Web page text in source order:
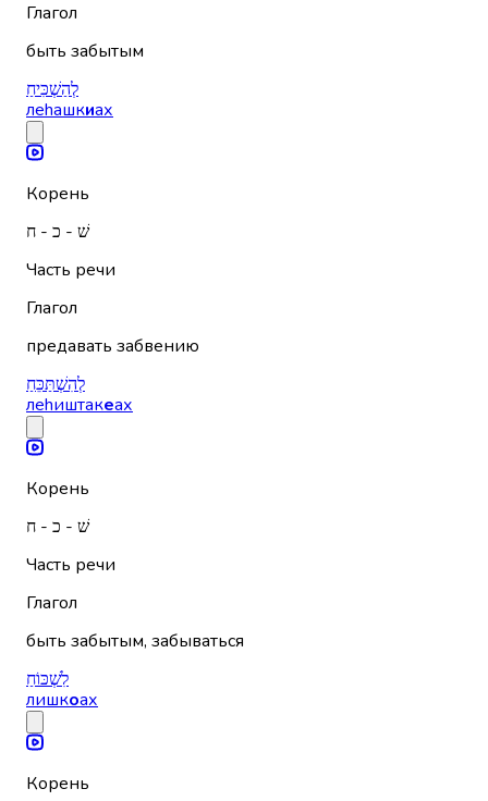
Глагол
быть забытым
לְהַשְׁכִּיחַ
леhашкиах
Корень
שׁ - כ - ח
Часть речи
Глагол
предавать забвению
לְהִשְׁתַּכֵּחַ
леhиштакеах
Корень
שׁ - כ - ח
Часть речи
Глагол
быть забытым, забываться
לִשְׁכּוֹחַ
лишкоах
Корень